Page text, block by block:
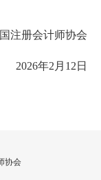
注册会计师协会
2026年2 月 12 日
协会